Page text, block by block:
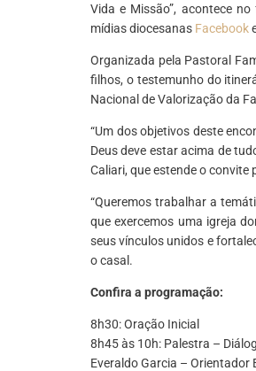
Vida e Missão”, acontece
mídias diocesanas Facebook
Organizada pela Pastoral
filhos, o testemunho do
Nacional de Valorização da
“Um dos objetivos deste
Deus deve estar acima de
Caliari, que estende o
“Queremos trabalhar a
que exercemos uma igreja
seus vínculos unidos e
o casal.
Confira a programação:
8h30: Oração Inicial
8h45 às 10h: Palestra –
Everaldo Garcia – Orientador